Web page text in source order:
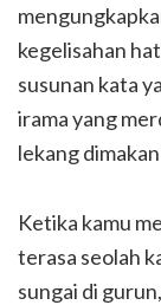
kegelisahan
susunan kata
irama yang
lekang
Ketika kamu
terasa seolah
sungai di